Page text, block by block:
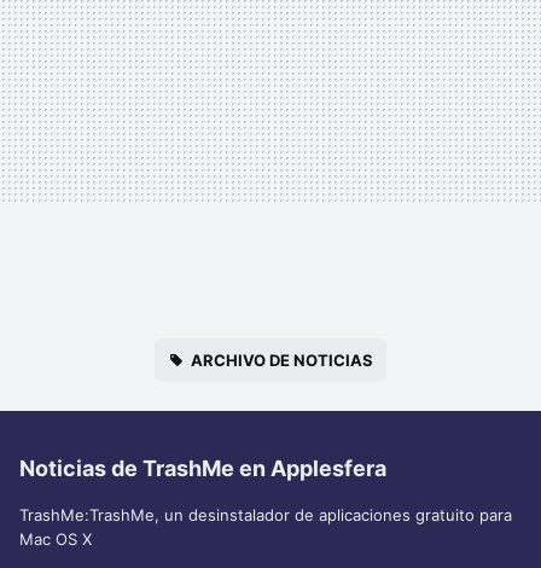
ARCHIVO DE NOTICIAS
Noticias de TrashMe en Applesfera
TrashMe:TrashMe, un desinstalador de aplicaciones gratuito para
Mac OS X